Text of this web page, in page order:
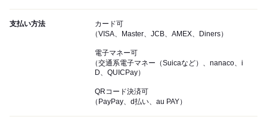
支払い方法
カード可
（VISA、Master、JCB、AMEX、Diners）
電子マネー可
（交通系電子マネー（Suicaなど）、nanaco、i
D、QUICPay）
QRコード決済可
（PayPay、d払い、au PAY）